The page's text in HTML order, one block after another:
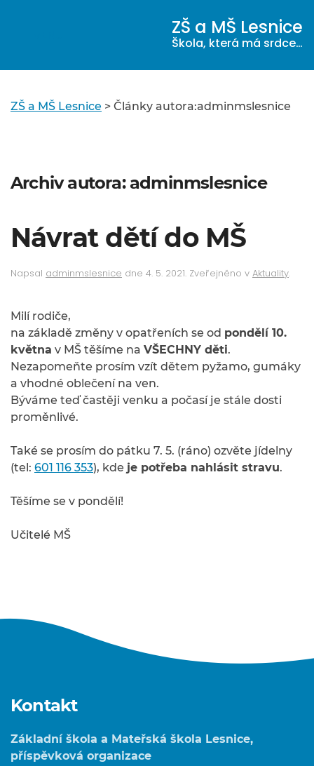
ZŠ a MŠ Lesnice
Škola, která má srdce…
ZŠ a MŠ Lesnice > Články autora:adminmslesnice
Archiv autora: adminmslesnice
Návrat dětí do MŠ
Napsal adminmslesnice dne 4. 5. 2021. Zveřejněno v Aktuality.
Milí rodiče,
na základě změny v opatřeních se od pondělí 10.
května v MŠ těšíme na VŠECHNY děti.
Nezapomeňte prosím vzít dětem pyžamo, gumáky
a vhodné oblečení na ven.
Býváme teď častěji venku a počasí je stále dosti
proměnlivé.
Také se prosím do pátku 7. 5. (ráno) ozvěte jídelny
(tel: 601 116 353), kde je potřeba nahlásit stravu.
Těšíme se v pondělí!
Učitelé MŠ
Kontakt
Základní škola a Mateřská škola Lesnice,
příspěvková organizace